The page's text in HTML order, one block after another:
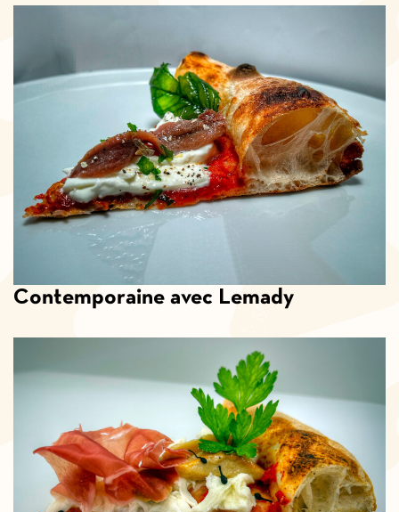
Contemporaine avec Lemady